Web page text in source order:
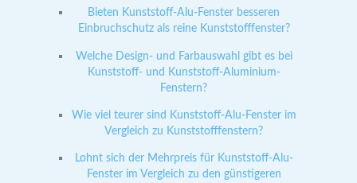
Bieten Kunststoff-Alu-Fenster besseren
Einbruchschutz als reine Kunststofffenster?
Welche Design- und Farbauswahl gibt es bei
Kunststoff- und Kunststoff-Aluminium-
Fenstern?
Wie viel teurer sind Kunststoff-Alu-Fenster im
Vergleich zu Kunststofffenstern?
Lohnt sich der Mehrpreis für Kunststoff-Alu-
Fenster im Vergleich zu den günstigeren